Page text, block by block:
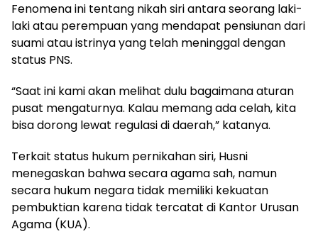
Fenomena ini tentang nikah siri antara seorang laki-
laki atau perempuan yang mendapat pensiunan dari
suami atau istrinya yang telah meninggal dengan
status PNS.
“Saat ini kami akan melihat dulu bagaimana aturan
pusat mengaturnya. Kalau memang ada celah, kita
bisa dorong lewat regulasi di daerah,” katanya.
Terkait status hukum pernikahan siri, Husni
menegaskan bahwa secara agama sah, namun
secara hukum negara tidak memiliki kekuatan
pembuktian karena tidak tercatat di Kantor Urusan
Agama (KUA).